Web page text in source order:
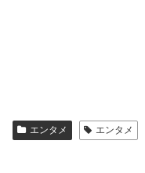
エンタメ エンタメ